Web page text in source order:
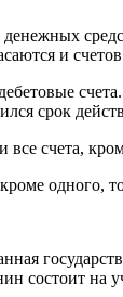
и
срок
счета,
одного,
состоит